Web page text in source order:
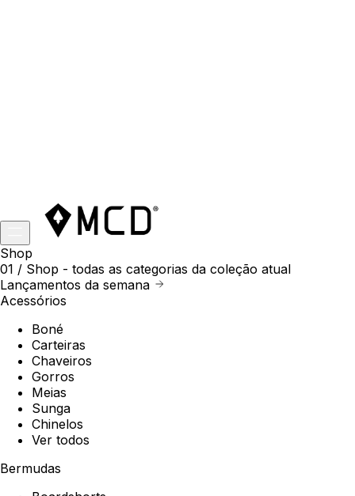
Shop
01 / Shop - todas as categorias da coleção atual
Lançamentos da semana
Acessórios
Boné
Carteiras
Chaveiros
Gorros
Meias
Sunga
Chinelos
Ver todos
Bermudas